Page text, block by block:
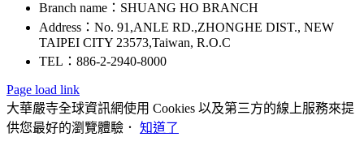
Branch name：SHUANG HO BRANCH
Address：No. 91,ANLE RD.,ZHONGHE DIST., NEW
TAIPEI CITY 23573,Taiwan, R.O.C
TEL：886-2-2940-8000
Page load link
大華嚴寺全球資訊網使用 Cookies 以及第三方的線上服務來提
供您最好的瀏覽體驗． 知道了